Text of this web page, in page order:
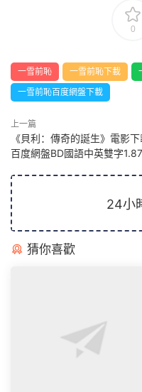
0
一雪前恥 一雪前恥下載
一雪前恥百度網盤下載
上一篇
《貝利：傳奇的誕生》電影
百度網盤BD國語中英雙字
24小
猜你喜歡